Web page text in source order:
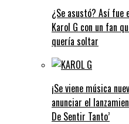
¿Se asustó? Así fue
Karol G con un fan
quería soltar
¡Se viene música
anunciar el
De Sentir Tanto’